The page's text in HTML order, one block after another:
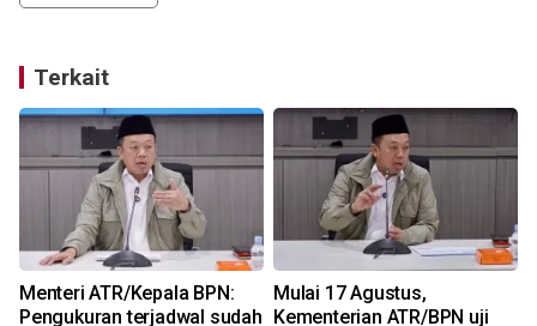
Terkait
Menteri ATR/Kepala BPN:
Pengukuran terjadwal sudah
Mulai 17 Agustus,
Kementerian ATR/BPN uji